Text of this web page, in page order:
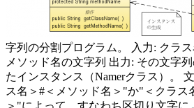
字列の分割プログラム。 入力: クラ
メソッド名の文字列 出力: その文字
たインスタンス（Namerクラス）。
ス名＞#＜メソッド名＞"か"＜クラス
＞"によって、すなわち区切り文字に